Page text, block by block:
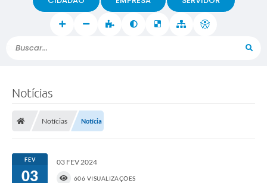
Buscar...
Notícias
Notícias Notícia
FEV
03
03 FEV 2024
606 VISUALIZAÇÕES